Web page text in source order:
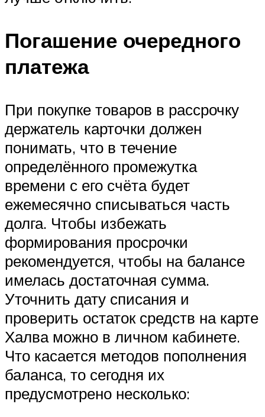
Погашение очередного
платежа
При покупке товаров в рассрочку
держатель карточки должен
понимать, что в течение
определённого промежутка
времени с его счёта будет
ежемесячно списываться часть
долга. Чтобы избежать
формирования просрочки
рекомендуется, чтобы на балансе
имелась достаточная сумма.
Уточнить дату списания и
проверить остаток средств на карте
Халва можно в личном кабинете.
Что касается методов пополнения
баланса, то сегодня их
предусмотрено несколько: